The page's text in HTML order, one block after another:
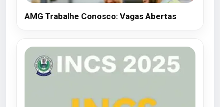
AMG Trabalhe Conosco: Vagas Abertas